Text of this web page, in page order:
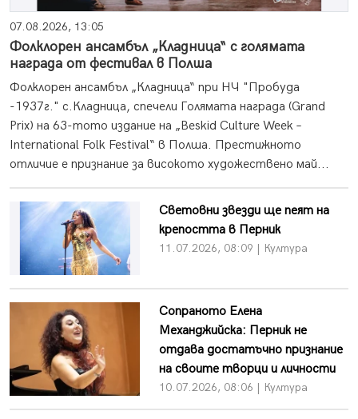
07.08.2026, 13:05
Фолклорен ансамбъл „Кладница“ с голямата
награда от фестивал в Полша
Фолклорен ансамбъл „Кладница“ при НЧ "Пробуда
-1937г." с.Кладница, спечели Голямата награда (Grand
Prix) на 63-тото издание на „Beskid Culture Week –
International Folk Festival“ в Полша. Престижното
отличие е признание за високото художествено май...
Световни звезди ще пеят на
крепостта в Перник
11.07.2026, 08:09 | Култура
Сопраното Елена
Механджийска: Перник не
отдава достатъчно признание
на своите творци и личности
10.07.2026, 08:06 | Култура